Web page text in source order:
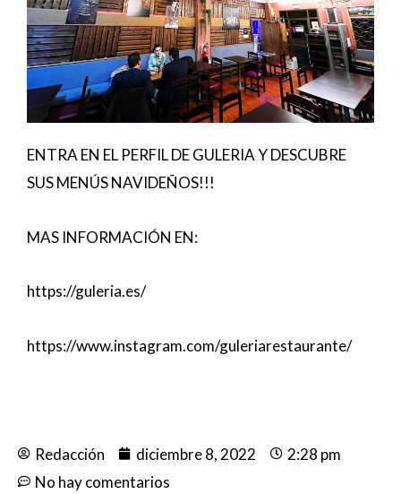
ENTRA EN EL PERFIL DE GULERIA Y DESCUBRE
SUS MENÚS NAVIDEÑOS!!!
MAS INFORMACIÓN EN:
https://guleria.es/
https://www.instagram.com/guleriarestaurante/
Redacción diciembre 8, 2022
2:28 pm
No hay comentarios